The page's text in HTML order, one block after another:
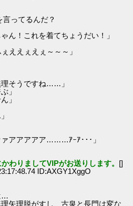
ってるんだ？
ん！これを着てちょうだい！」
ええぇえぇ～～～」
そうですね……」
」
」
ァアアアアア………ｱｰｱ･･･」
わりましてVIPがお送りします。 []
ID:AXGY1XggO
…
矢理脱がすし、古泉と長門は変な